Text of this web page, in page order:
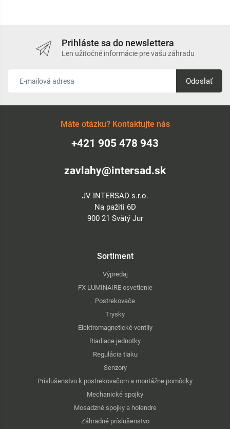
Prihláste sa do newslettera
Len užitočné informácie pre vašu záhradu
Odoslať
Máte otázku? Kontaktujte nás
+421 905 478 943
zavlahy@intersad.sk
JV INTERSAD s.r.o.
Na pažiti 6D
900 21 Svätý Jur
Sortiment
Výpredaj
FX LUMINAIRE osvetlenie
Postrekovače
Trysky
Elektromagnetické ventily
Riadiace jednotky
Regulácia tlaku
Senzory
Príslušenstvo k postrekovačom a montážne pomôcky
Mechanické spojky
Mosadzné spojky a holendre
Záhradné príslušenstvo